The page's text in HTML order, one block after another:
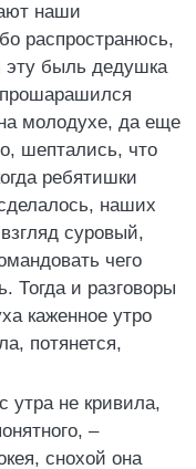
наши
распространюсь,
эту быль дедушка
прошарашился
молодухе, да еще
шептались, что
ребятишки
наших
суровый,
чего
Тогда и разговоры
каженное утро
потянется,
утра не кривила,
–
снохой она